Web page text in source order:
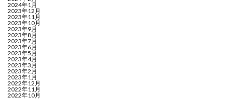
2024年1月
2023年12月
2023年11月
2023年10月
2023年9月
2023年8月
2023年7月
2023年6月
2023年5月
2023年4月
2023年3月
2023年2月
2023年1月
2022年12月
2022年11月
2022年10月